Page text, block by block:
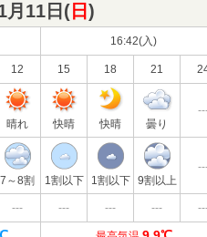
月11日(日 )
16:42(入)
12 15 18 21
晴れ 快晴 快晴 曇り
7～8割 1割以下 1割以下 9割以上
--- --- --- ---